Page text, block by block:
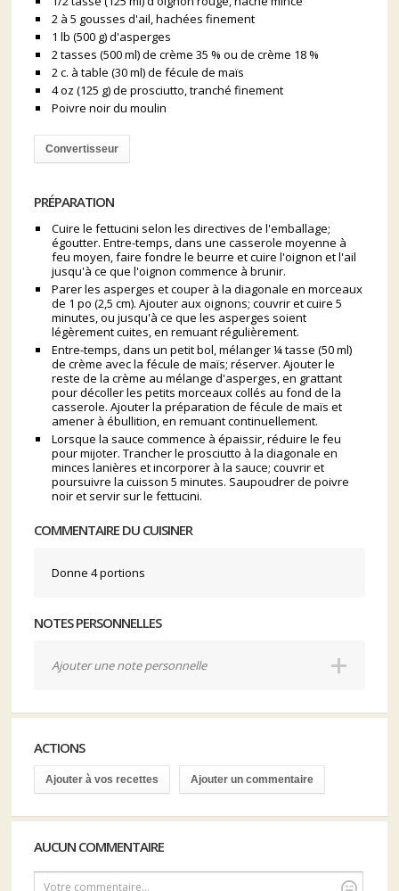
2 à 5 gousses d'ail, hachées finement
1 lb (500 g) d'asperges
2 tasses (500 ml) de crème 35 % ou de crème 18 %
2 c. à table (30 ml) de fécule de maïs
4 oz (125 g) de prosciutto, tranché finement
Poivre noir du moulin
Convertisseur
PRÉPARATION
Cuire le fettucini selon les directives de l'emballage;
égoutter. Entre-temps, dans une casserole moyenne à
feu moyen, faire fondre le beurre et cuire l'oignon et l'ail
jusqu'à ce que l'oignon commence à brunir.
Parer les asperges et couper à la diagonale en morceaux
de 1 po (2,5 cm). Ajouter aux oignons; couvrir et cuire 5
minutes, ou jusqu'à ce que les asperges soient
légèrement cuites, en remuant régulièrement.
Entre-temps, dans un petit bol, mélanger ¼ tasse (50 ml)
de crème avec la fécule de maïs; réserver. Ajouter le
reste de la crème au mélange d'asperges, en grattant
pour décoller les petits morceaux collés au fond de la
casserole. Ajouter la préparation de fécule de maïs et
amener à ébullition, en remuant continuellement.
Lorsque la sauce commence à épaissir, réduire le feu
pour mijoter. Trancher le prosciutto à la diagonale en
minces lanières et incorporer à la sauce; couvrir et
poursuivre la cuisson 5 minutes. Saupoudrer de poivre
noir et servir sur le fettucini.
COMMENTAIRE DU CUISINER
Donne 4 portions
NOTES PERSONNELLES
Ajouter une note personnelle
ACTIONS
Ajouter à vos recettes Ajouter un commentaire
AUCUN COMMENTAIRE
Votre commentaire...